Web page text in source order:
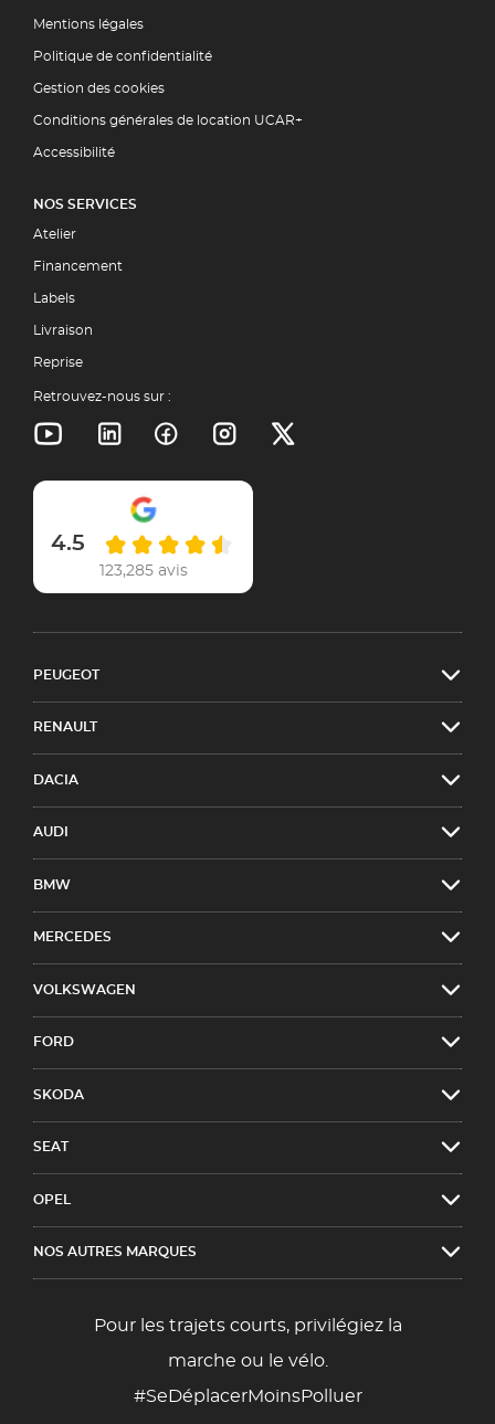
Mentions légales
Politique de confidentialité
Gestion des cookies
Conditions générales de location UCAR+
Accessibilité
NOS SERVICES
Atelier
Financement
Labels
Livraison
Reprise
Retrouvez-nous sur :
4.5
123,285 avis
PEUGEOT
RENAULT
DACIA
AUDI
BMW
MERCEDES
VOLKSWAGEN
FORD
SKODA
SEAT
OPEL
NOS AUTRES MARQUES
Pour les trajets courts, privilégiez la
marche ou le vélo.
#SeDéplacerMoinsPolluer